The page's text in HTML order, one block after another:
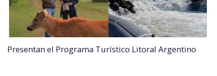
Presentan el Programa Turístico Litoral Argentino